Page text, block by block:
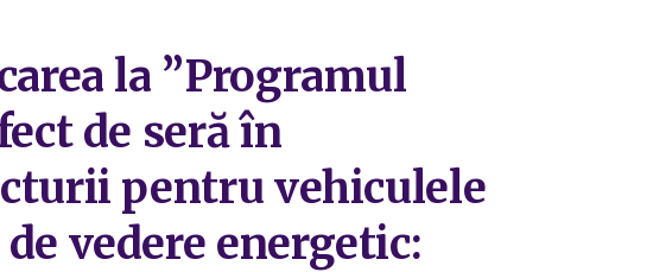
la ”Programul
de seră în
pentru vehiculele
vedere energetic: